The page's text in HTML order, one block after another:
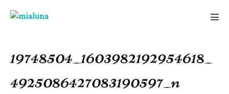
Inhalt
19748504_1603982192954618_
4925086427083190597_n